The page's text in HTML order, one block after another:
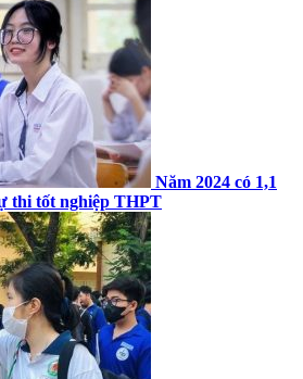
Năm 2024 có 1,1
thi tốt nghiệp THPT